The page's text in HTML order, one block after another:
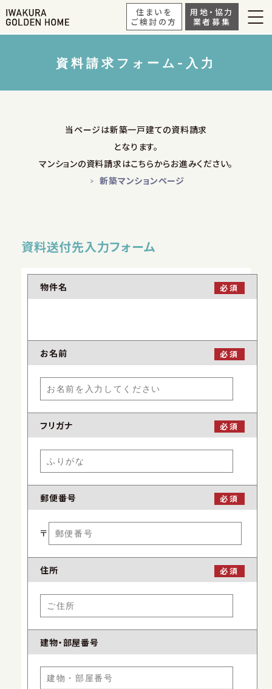
住まいを
ご検討の方
用地・協力
業者募集
資料請求フォーム-入力
当ページは新築一戸建ての資料請求
となります。
マンションの資料請求はこちらからお進みください。
新築マンションページ
資料送付先入力フォーム
物件名 必須
お名前 必須
フリガナ 必須
郵便番号 必須
〒
住所 必須
建物・部屋番号